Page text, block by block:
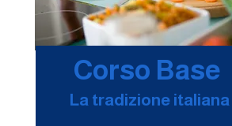
Corso Base
La tradizione italiana